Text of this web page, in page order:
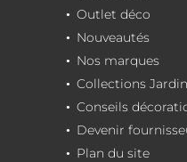
Outlet déco
Nouveautés
Nos marques
Collections
Conseils
Devenir
Plan du site